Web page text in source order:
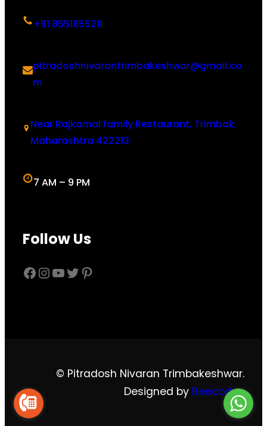
+91 8551855211
pitradoshnivarantrimbakeshwar@gmail.co
m
Near Rajkamal family Restaurant, Trimbak,
Maharashtra 422213
7 AM – 9 PM
Follow Us
Facebook InstagramYouTube Twitter Pinterest
© Pitradosh Nivaran Trimbakeshwar.
Designed by Beecodes